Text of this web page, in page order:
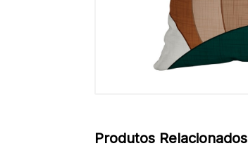
Produtos Relacionados